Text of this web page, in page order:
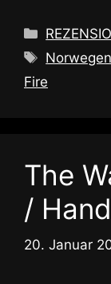
Norwegen
Fire
The
/
20. Januar